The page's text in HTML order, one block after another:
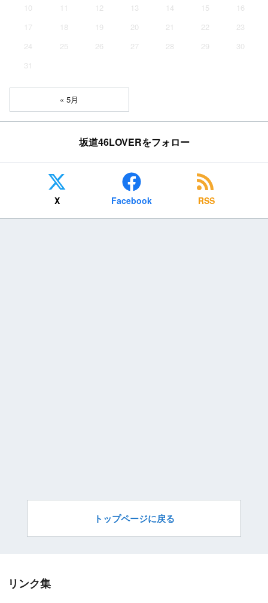
10
11 12 13 14 15
16
17
18 19 20 21 22
23
24
25 26 27 28 29
30
31
« 5月
坂道46LOVERをフォロー
X Facebook RSS
トップページに戻る
リンク集